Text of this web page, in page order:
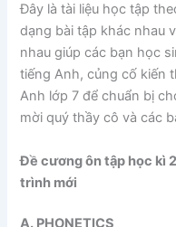
Đây là tài liệu học tập
dạng bài tập khác nhau
nhau giúp các bạn học
tiếng Anh, củng cố kiến
Anh lớp 7 để chuẩn bị
mời quý thầy cô và các
Đề cương ôn tập học kì
trình mới
A. PHONETICS